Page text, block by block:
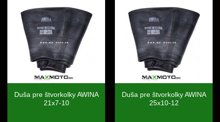
Duša pre štvorkolky AWINA
21x7-10
Duša pre štvorkolky AWINA
25x10-12